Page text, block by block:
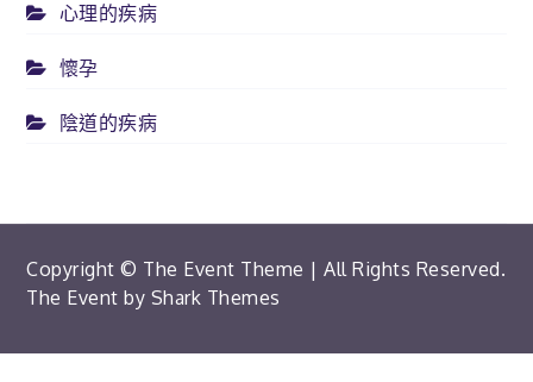
心理的疾病
懷孕
陰道的疾病
Copyright © The Event Theme | All Rights Reserved.
The Event by Shark Themes